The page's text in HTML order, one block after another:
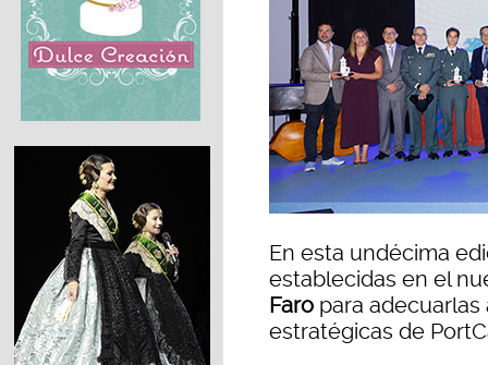
En esta undécima
establecidas en el
Faro para
estratégicas de